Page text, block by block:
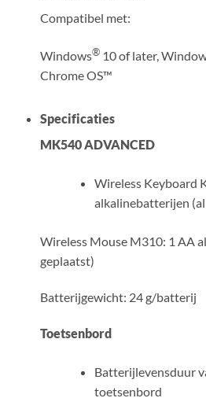
Compatibel met:
Windows® 10 of later,
Chrome OS™
Specificaties
MK540 ADVANCED
Wireless Keyboard
alkalinebatterijen
Wireless Mouse M310: 1 AA
geplaatst)
Batterijgewicht: 24 g/batterij
Toetsenbord
Batterijlevensduur
toetsenbord